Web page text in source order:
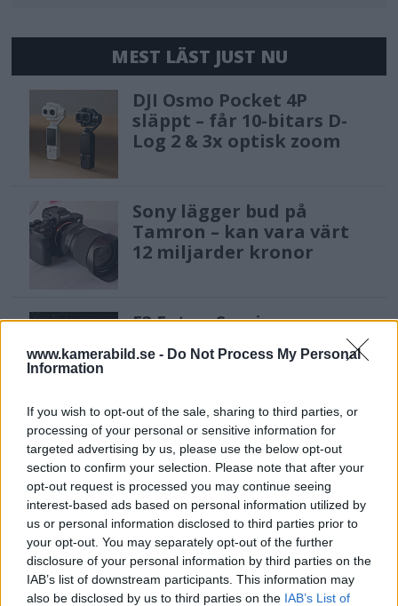
www.kamerabild.se - Do Not Process My Personal
Information
If you wish to opt-out of the sale, sharing to third parties, or
processing of your personal or sensitive information for
targeted advertising by us, please use the below opt-out
section to confirm your selection. Please note that after your
opt-out request is processed you may continue seeing
interest-based ads based on personal information utilized by
us or personal information disclosed to third parties prior to
your opt-out. You may separately opt-out of the further
disclosure of your personal information by third parties on the
IAB’s list of downstream participants. This information may
also be disclosed by us to third parties on the IAB’s List of
MEST LÄST JUST NU
DJI Osmo Pocket 4P
släppt – får 10-bitars D-
Log 2 & 3x optisk zoom
Sony lägger bud på
Tamron – kan vara värt
12 miljarder kronor
F3 Foto – Sveriges nya
fotodagar till Göteborg,
Lund & Stockholm
Sony FE 100-400mm F5,6-8
OSS – lätt telezoom för
fågel, sport & natur
Anna W Thorbjörnsson –
naket med integritet